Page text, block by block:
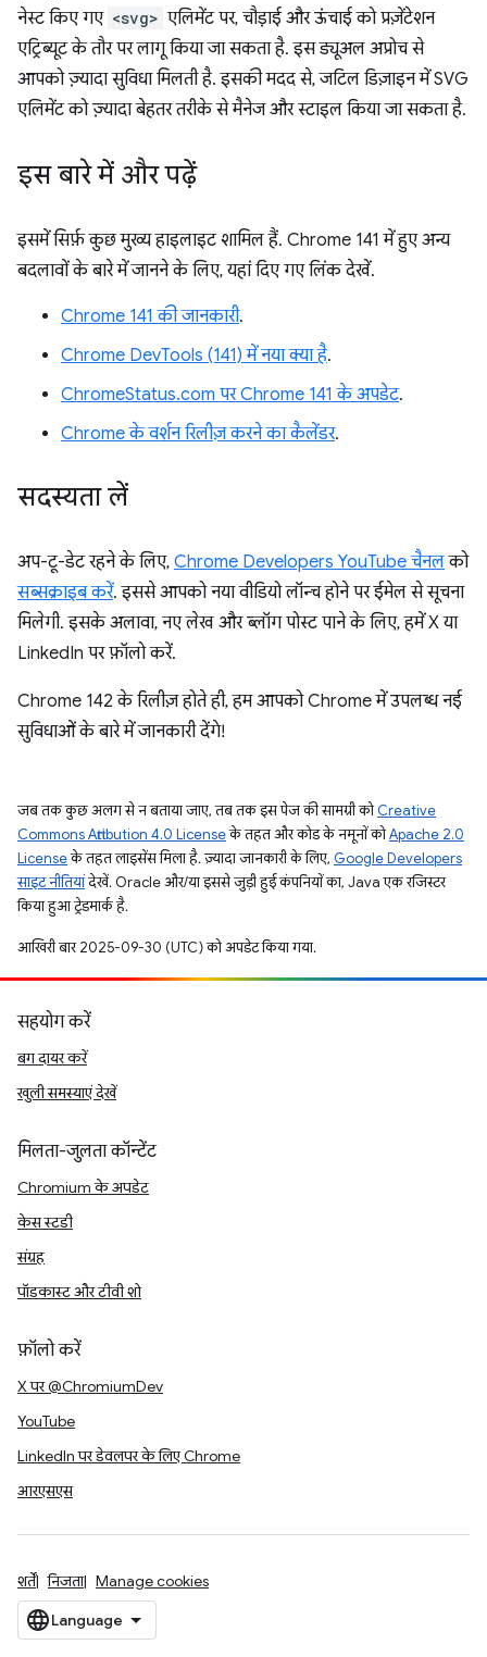
नेस्ट किए गए <svg> एलिमेंट पर, चौड़ाई और ऊंचाई को प्रज़ेंटेशन
एट्रिब्यूट के तौर पर लागू किया जा सकता है. इस ड्यूअल अप्रोच से
आपको ज़्यादा सुविधा मिलती है. इसकी मदद से, जटिल डिज़ाइन में SVG
एलिमेंट को ज़्यादा बेहतर तरीके से मैनेज और स्टाइल किया जा सकता है.
इस बारे में और पढ़ें
इसमें सिर्फ़ कुछ मुख्य हाइलाइट शामिल हैं. Chrome 141 में हुए अन्य
बदलावों के बारे में जानने के लिए, यहां दिए गए लिंक देखें.
Chrome 141 की जानकारी.
Chrome DevTools (141) में नया क्या है.
ChromeStatus.com पर Chrome 141 के अपडेट.
Chrome के वर्शन रिलीज़ करने का कैलेंडर.
सदस्यता लें
अप-टू-डेट रहने के लिए, Chrome Developers YouTube चैनलको
सब्सक्राइब करें. इससे आपको नया वीडियो लॉन्च होने पर ईमेल से सूचना
मिलेगी. इसके अलावा, नए लेख और ब्लॉग पोस्ट पाने के लिए, हमें X या
LinkedIn पर फ़ॉलो करें.
Chrome 142 के रिलीज़ होते ही, हम आपको Chrome में उपलब्ध नई
सुविधाओं के बारे में जानकारी देंगे!
जब तक कुछ अलग से न बताया जाए, तब तक इस पेज की सामग्री कोCreative
Commons Attribution 4.0 Licenseके तहत और कोड के नमूनों कोApache 2.0
Licenseके तहत लाइसेंस मिला है. ज़्यादा जानकारी के लिए, Google Developers
साइट नीतियांदेखें. Oracle और/या इससे जुड़ी हुई कंपनियों का, Java एक रजिस्टर
किया हुआ ट्रेडमार्क है.
आखिरी बार 2025-09-30 (UTC) को अपडेट किया गया.
सहयोग करें
बग दायर करें
खुली समस्याएं देखें
मिलता-जुलता कॉन्टेंट
Chromium के अपडेट
केस स्टडी
संग्रह
पॉडकास्ट और टीवी शो
फ़ॉलो करें
X पर @ChromiumDev
YouTube
LinkedIn पर डेवलपर के लिए Chrome
आरएसएस
शर्तें निजता Manage cookies